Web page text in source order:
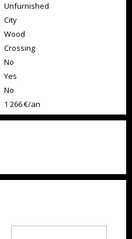
Unfurnished
City
Wood
Crossing
No
Yes
No
1 266 €/an